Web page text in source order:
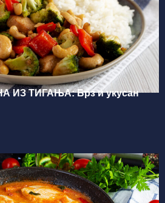
ИЗ ТИГАЊА: Брз и укусан